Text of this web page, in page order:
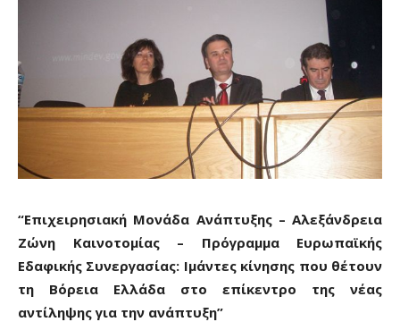
“Επιχειρησιακή Μονάδα Ανάπτυξης – Αλεξάνδρεια
Ζώνη Καινοτομίας – Πρόγραμμα Ευρωπαϊκής
Εδαφικής Συνεργασίας: Ιμάντες κίνησης που θέτουν
τη Βόρεια Ελλάδα στο επίκεντρο της νέας
αντίληψης για την ανάπτυξη”